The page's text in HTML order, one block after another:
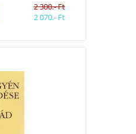
2 300.- Ft
2 070.- Ft